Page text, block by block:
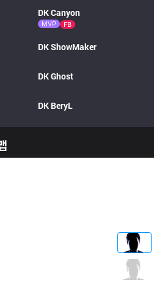
DKCanyon
MVP FB
DKShowMaker
DKGhost
DK BeryL